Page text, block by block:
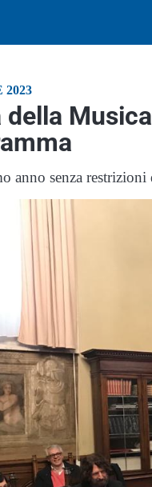
2023
della
anno senza restrizioni